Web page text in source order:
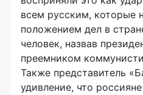
всем русским, которые
положением дел в
человек, назвав
преемником
Также представитель
удивление, что